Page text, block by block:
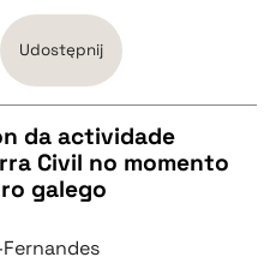
Udostępnij
da actividade
Civil no momento
galego